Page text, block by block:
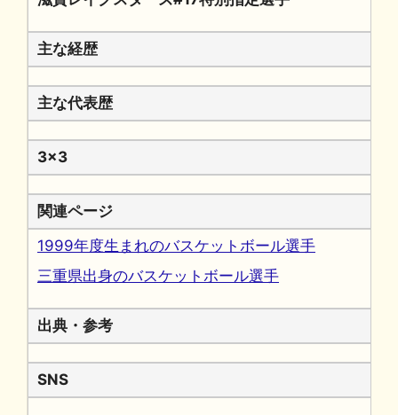
主な経歴
主な代表歴
3x3
関連ページ
1999年度生まれのバスケットボール選手
三重県出身のバスケットボール選手
出典・参考
SNS